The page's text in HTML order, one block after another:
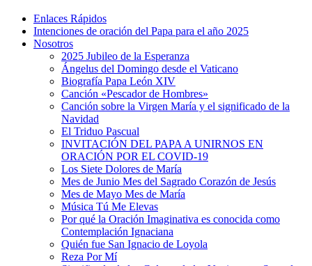
Enlaces Rápidos
Intenciones de oración del Papa para el año 2025
Nosotros
2025 Jubileo de la Esperanza
Ángelus del Domingo desde el Vaticano
Biografía Papa León XIV
Canción «Pescador de Hombres»
Canción sobre la Virgen María y el significado de la
Navidad
El Triduo Pascual
INVITACIÓN DEL PAPA A UNIRNOS EN
ORACIÓN POR EL COVID-19
Los Siete Dolores de María
Mes de Junio Mes del Sagrado Corazón de Jesús
Mes de Mayo Mes de María
Música Tú Me Elevas
Por qué la Oración Imaginativa es conocida como
Contemplación Ignaciana
Quién fue San Ignacio de Loyola
Reza Por Mí